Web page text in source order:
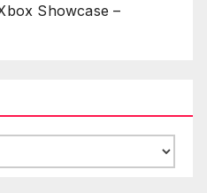
Showcase –